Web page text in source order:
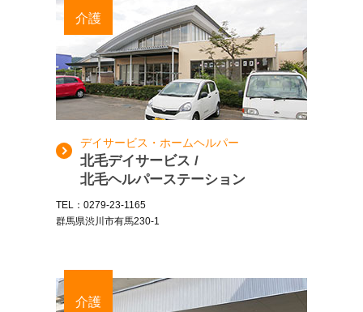
介護
デイサービス・ホームヘルパー
北毛デイサービス /
北毛ヘルパーステーション
TEL：0279-23-1165
群馬県渋川市有馬230-1
介護